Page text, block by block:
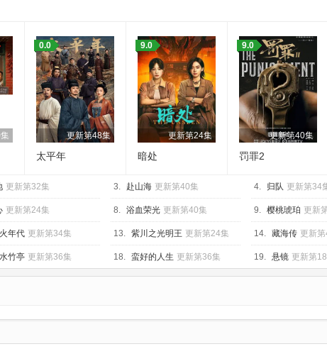
更新第48集
0.0
太平年
更新第24集
9.0
暗处
更新第40集
9.0
罚罪2
更新第32集 3. 赴山海 更新第40集 4. 归队 更新第34
更新第24集 8. 浴血荣光 更新第40集 9. 樱桃琥珀 更新
年代 更新第34集 13. 紫川之光明王 更新第24集 14. 藏海传 更新
竹亭 更新第36集 18. 蛮好的人生 更新第36集 19. 悬镜 更新第